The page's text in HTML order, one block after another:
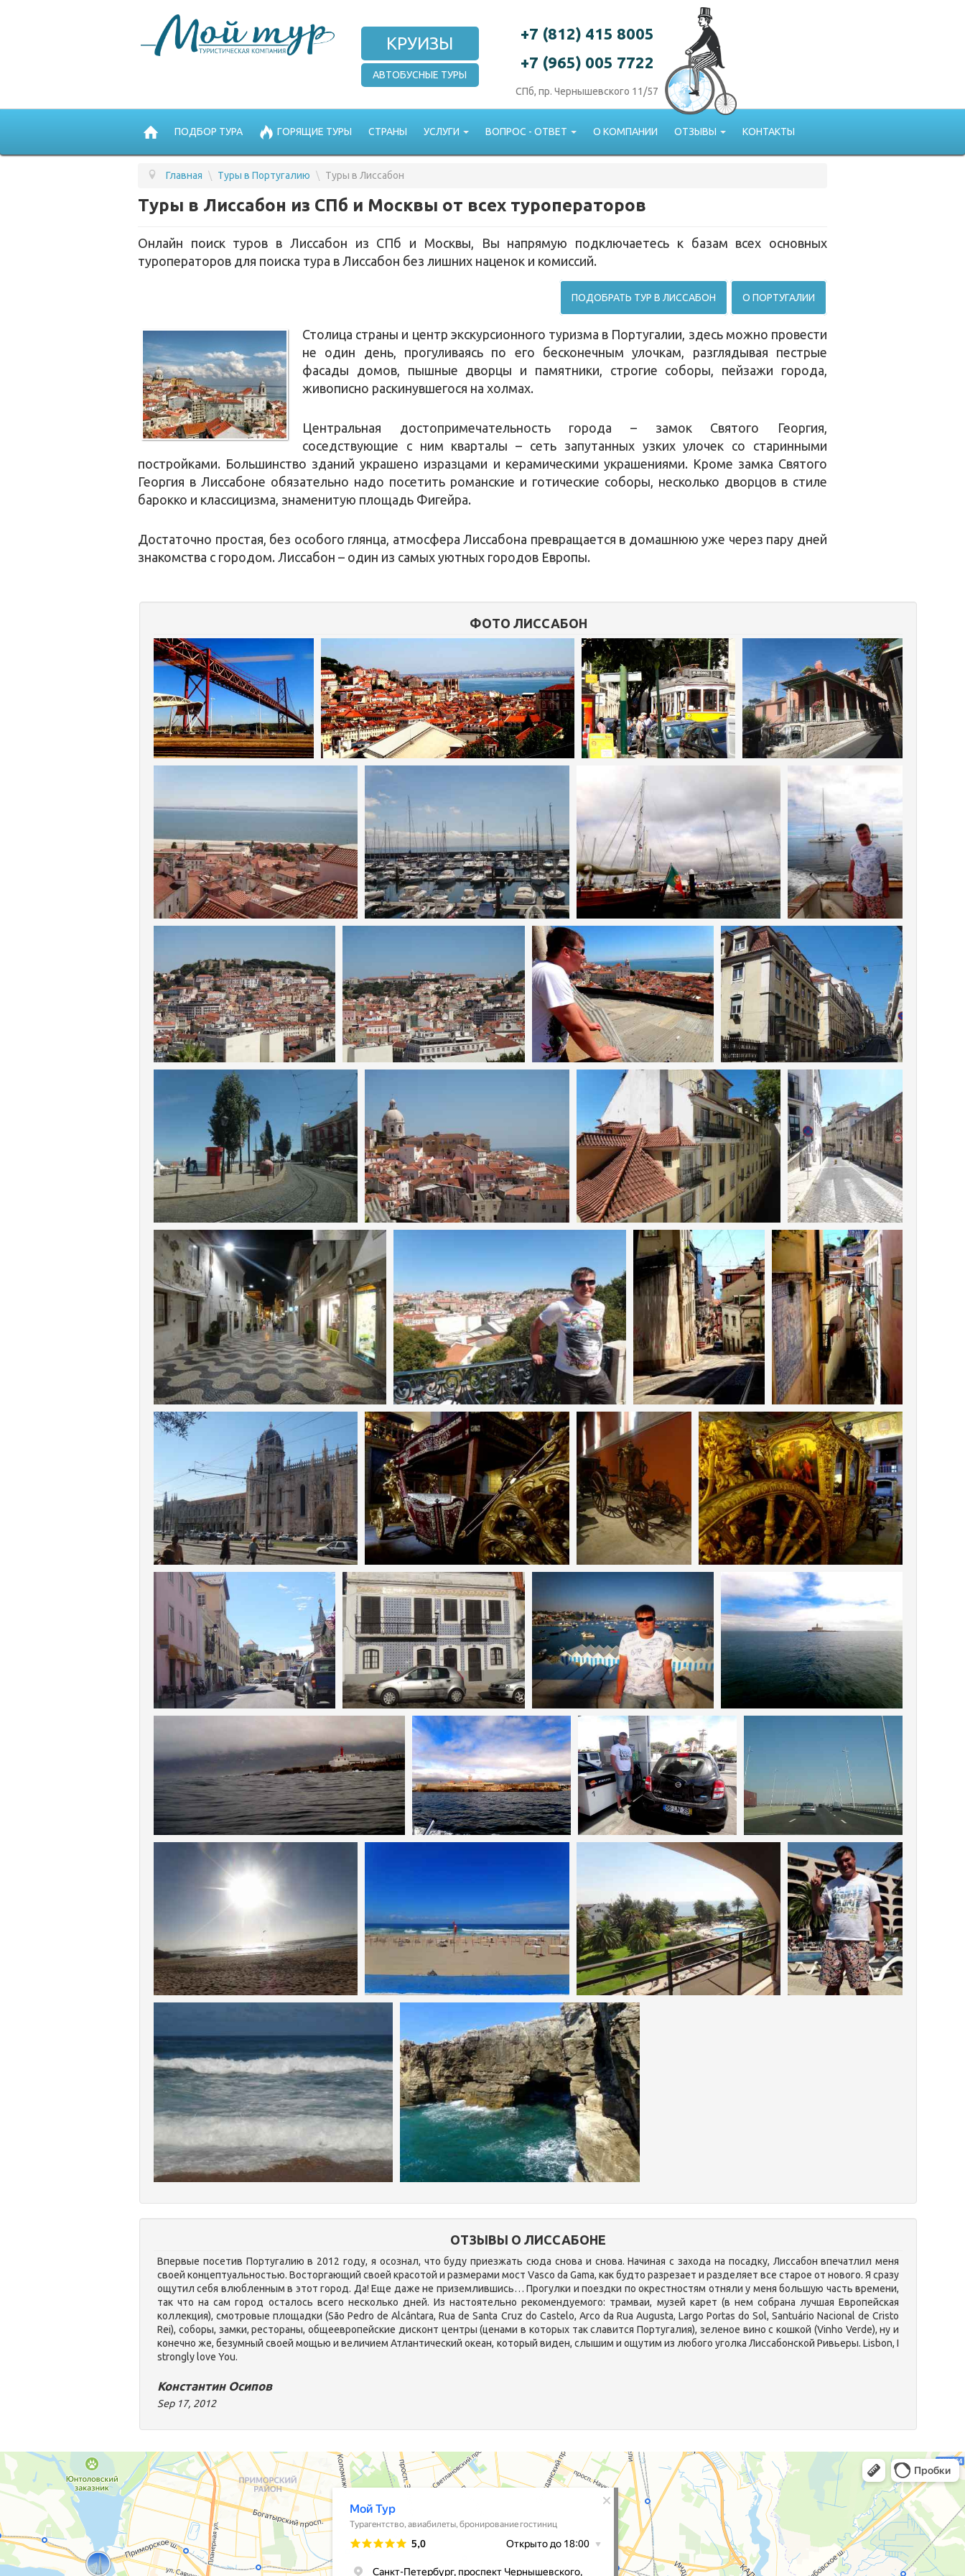
КРУИЗЫ
АВТОБУСНЫЕ ТУРЫ
+7 (812) 415 8005
+7 (965) 005 7722
СПб, пр. Чернышевского 11/57
ПОДБОР ТУРА ГОРЯЩИЕ ТУРЫ СТРАНЫ УСЛУГИ ВОПРОС - ОТВЕТ О КОМПАНИИ ОТЗЫВЫ КОНТАКТЫ
Главная \ Туры в Португалию \ Туры в Лиссабон
Туры в Лиссабон из СПб и Москвы от всех туроператоров
Онлайн поиск туров в Лиссабон из СПб и Москвы, Вы напрямую подключаетесь к базам всех основных
туроператоров для поиска тура в Лиссабон без лишних наценок и комиссий.
ПОДОБРАТЬ ТУР В ЛИССАБОН О ПОРТУГАЛИИ
Столица страны и центр экскурсионного туризма в Португалии, здесь можно провести
не один день, прогуливаясь по его бесконечным улочкам, разглядывая пестрые
фасады домов, пышные дворцы и памятники, строгие соборы, пейзажи города,
живописно раскинувшегося на холмах.
Центральная достопримечательность города – замок Святого Георгия,
соседствующие с ним кварталы – сеть запутанных узких улочек со старинными
постройками. Большинство зданий украшено изразцами и керамическими украшениями. Кроме замка Святого
Георгия в Лиссабоне обязательно надо посетить романские и готические соборы, несколько дворцов в стиле
барокко и классицизма, знаменитую площадь Фигейра.
Достаточно простая, без особого глянца, атмосфера Лиссабона превращается в домашнюю уже через пару дней
знакомства с городом. Лиссабон – один из самых уютных городов Европы.
ФОТО ЛИССАБОН
ОТЗЫВЫ О ЛИССАБОНЕ
Впервые посетив Португалию в 2012 году, я осознал, что буду приезжать сюда снова и снова. Начиная с захода на посадку, Лиссабон впечатлил меня
своей концептуальностью. Восторгающий своей красотой и размерами мост Vasco da Gama, как будто разрезает и разделяет все старое от нового. Я сразу
ощутил себя влюбленным в этот город. Да! Еще даже не приземлившись… Прогулки и поездки по окрестностям отняли у меня большую часть времени,
так что на сам город осталось всего несколько дней. Из настоятельно рекомендуемого: трамваи, музей карет (в нем собрана лучшая Европейская
коллекция), смотровые площадки (São Pedro de Alcântara, Rua de Santa Cruz do Castelo, Arco da Rua Augusta, Largo Portas do Sol, Santuário Nacional de Cristo
Rei), соборы, замки, рестораны, общеевропейские дисконт центры (ценами в которых так славится Португалия), зеленое вино с кошкой (Vinho Verde), ну и
конечно же, безумный своей мощью и величием Атлантический океан, который виден, слышим и ощутим из любого уголка Лиссабонской Ривьеры. Lisbon, I
strongly love You.
Константин Осипов
Sep 17, 2012
КУПИТЬ ТУР В ЛИССАБОН
"Мой Тур" предлагает возможность купить тур в Лиссабон онлайн, варианты туров будут предложены Вам
автоматически, в зависимости от выбора всех опций при оформлении заявки на тур.
ГОРЯЩИЕ ТУРЫ В ЛИССАБОН
У нас все горящие туры в Лиссабон на одном сайте! Горящие туры в Лиссабон из СПб и Москвы по ценам
туроператоров, без дополнительных комиссий.
ГОРЯЩИЕ ПУТЕВКИ В ЛИССАБОН Горящие путевки в Лиссабон из СПб и Москвы от всех туроператоров, на